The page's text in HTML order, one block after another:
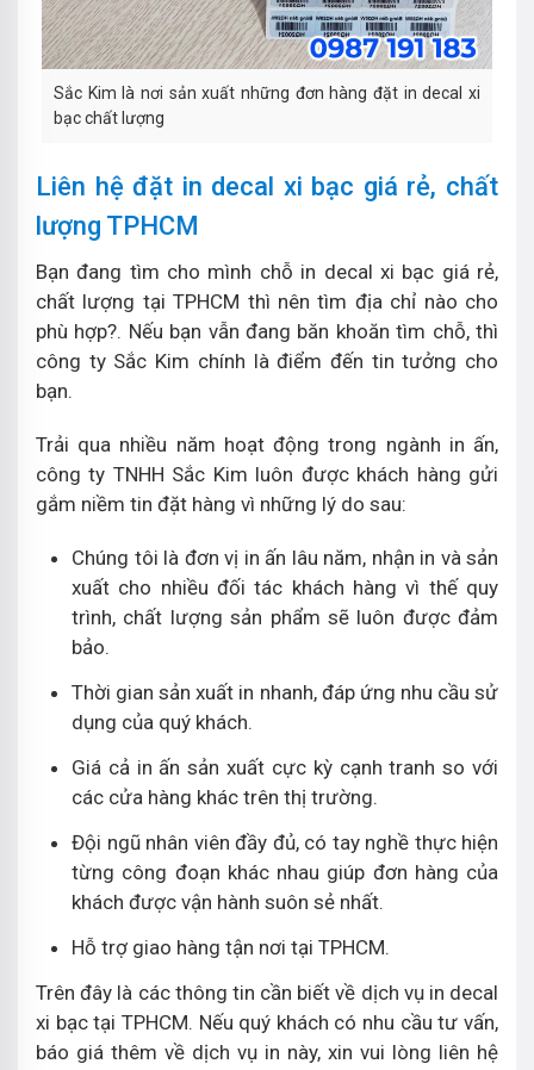
Sắc Kim là nơi sản xuất những đơn hàng đặt in decal xi
bạc chất lượng
Liên hệ đặt in decal xi bạc giá rẻ, chất
lượng TPHCM
Bạn đang tìm cho mình chỗ in decal xi bạc giá rẻ,
chất lượng tại TPHCM thì nên tìm địa chỉ nào cho
phù hợp?. Nếu bạn vẫn đang băn khoăn tìm chỗ, thì
công ty Sắc Kim chính là điểm đến tin tưởng cho
bạn.
Trải qua nhiều năm hoạt động trong ngành in ấn,
công ty TNHH Sắc Kim luôn được khách hàng gửi
gắm niềm tin đặt hàng vì những lý do sau:
Chúng tôi là đơn vị in ấn lâu năm, nhận in và sản
xuất cho nhiều đối tác khách hàng vì thế quy
trình, chất lượng sản phẩm sẽ luôn được đảm
bảo.
Thời gian sản xuất in nhanh, đáp ứng nhu cầu sử
dụng của quý khách.
Giá cả in ấn sản xuất cực kỳ cạnh tranh so với
các cửa hàng khác trên thị trường.
Đội ngũ nhân viên đầy đủ, có tay nghề thực hiện
từng công đoạn khác nhau giúp đơn hàng của
khách được vận hành suôn sẻ nhất.
Hỗ trợ giao hàng tận nơi tại TPHCM.
Trên đây là các thông tin cần biết về dịch vụ in decal
xi bạc tại TPHCM. Nếu quý khách có nhu cầu tư vấn,
báo giá thêm về dịch vụ in này, xin vui lòng liên hệ